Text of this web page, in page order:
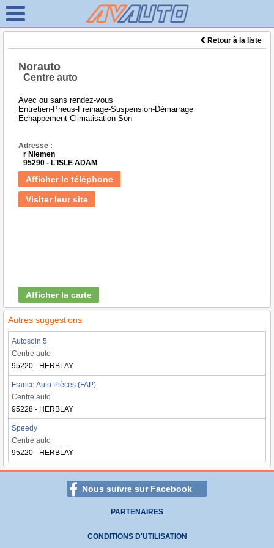
Retour à la liste
Norauto
Centre auto
Avec ou sans rendez-vous
Entretien-Pneus-Freinage-Suspension-Démarrage
Echappement-Climatisation-Son
Adresse :
r Niemen
95290 - L'ISLE ADAM
Afficher le téléphone
Visiter leur site
Afficher la carte
Autres suggestions
Autosoin 5
Centre auto
95220 - HERBLAY
France Auto Pièces (FAP)
Centre auto
95228 - HERBLAY
Speedy
Centre auto
95220 - HERBLAY
Nous suivre sur Facebook
PARTENAIRES
CONDITIONS D'UTILISATION